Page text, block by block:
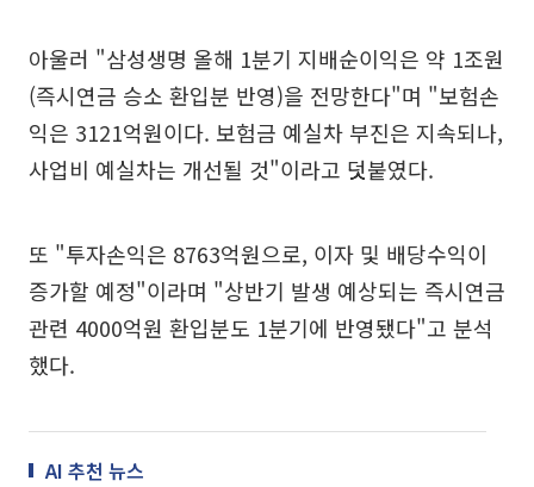
아울러 "삼성생명 올해 1분기 지배순이익은 약 1조원
(즉시연금 승소 환입분 반영)을 전망한다"며 "보험손
익은 3121억원이다. 보험금 예실차 부진은 지속되나,
사업비 예실차는 개선될 것"이라고 덧붙였다.
또 "투자손익은 8763억원으로, 이자 및 배당수익이
증가할 예정"이라며 "상반기 발생 예상되는 즉시연금
관련 4000억원 환입분도 1분기에 반영됐다"고 분석
했다.
AI 추천 뉴스